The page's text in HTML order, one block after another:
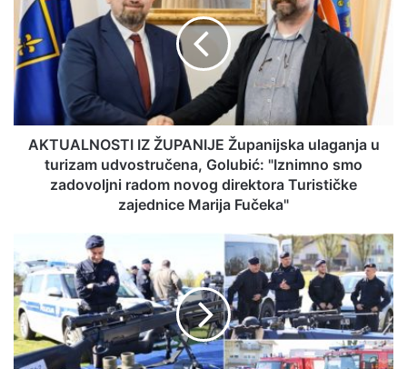
AKTUALNOSTI IZ ŽUPANIJE Županijska ulaganja u
turizam udvostručena, Golubić: "Iznimno smo
zadovoljni radom novog direktora Turističke
zajednice Marija Fučeka"